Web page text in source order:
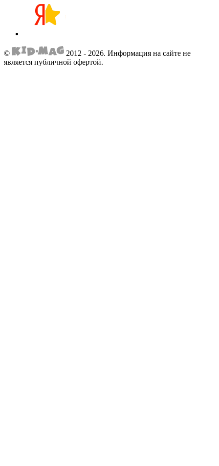
© 2012 - 2026. Информация на сайте не
является публичной офертой.